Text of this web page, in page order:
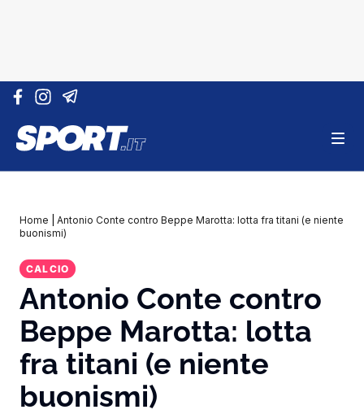
Vai al contenuto
Home
Antonio Conte contro Beppe Marotta: lotta fra titani (e niente
buonismi)
CALCIO
Antonio Conte contro
Beppe Marotta: lotta
fra titani (e niente
buonismi)